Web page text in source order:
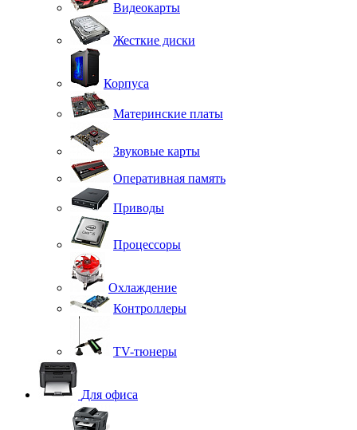
Видеокарты
Жесткие диски
Корпуса
Материнские платы
Звуковые карты
Оперативная память
Приводы
Процессоры
Охлаждение
Контроллеры
TV-тюнеры
Для офиса